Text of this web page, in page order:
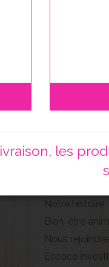
Notre histoire
Bien-être
Nous rejoindre
Espace
les